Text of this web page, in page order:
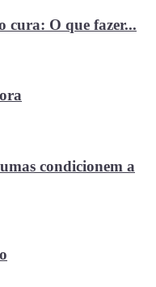
cura: O que fazer...
condicionem a